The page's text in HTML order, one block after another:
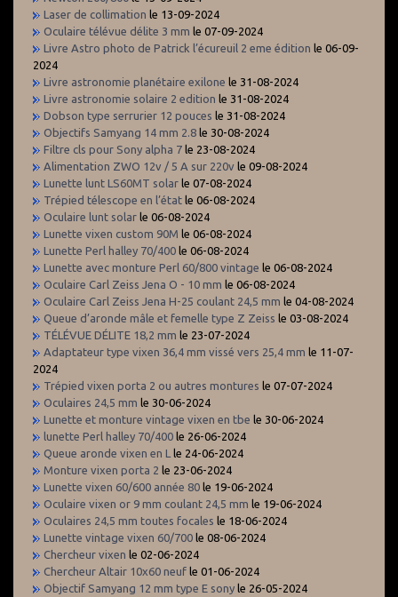
Laser de collimation le 13-09-2024
Oculaire télévue délite 3 mm le 07-09-2024
Livre Astro photo de Patrick l’écureuil 2 eme édition le 06-09-
2024
Livre astronomie planétaire exilone le 31-08-2024
Livre astronomie solaire 2 edition le 31-08-2024
Dobson type serrurier 12 pouces le 31-08-2024
Objectifs Samyang 14 mm 2.8 le 30-08-2024
Filtre cls pour Sony alpha 7 le 23-08-2024
Alimentation ZWO 12v / 5 A sur 220v le 09-08-2024
Lunette lunt LS60MT solar le 07-08-2024
Trépied télescope en l’état le 06-08-2024
Oculaire lunt solar le 06-08-2024
Lunette vixen custom 90M le 06-08-2024
Lunette Perl halley 70/400 le 06-08-2024
Lunette avec monture Perl 60/800 vintage le 06-08-2024
Oculaire Carl Zeiss Jena O - 10 mm le 06-08-2024
Oculaire Carl Zeiss Jena H-25 coulant 24,5 mm le 04-08-2024
Queue d’aronde mâle et femelle type Z Zeiss le 03-08-2024
TÉLÉVUE DÉLITE 18,2 mm le 23-07-2024
Adaptateur type vixen 36,4 mm vissé vers 25,4 mm le 11-07-
2024
Trépied vixen porta 2 ou autres montures le 07-07-2024
Oculaires 24,5 mm le 30-06-2024
Lunette et monture vintage vixen en tbe le 30-06-2024
lunette Perl halley 70/400 le 26-06-2024
Queue aronde vixen en L
le 24-06-2024
Monture vixen porta 2 le 23-06-2024
Lunette vixen 60/600 année 80 le 19-06-2024
Oculaire vixen or 9 mm coulant 24,5 mm le 19-06-2024
Oculaires 24,5 mm toutes focales le 18-06-2024
Lunette vintage vixen 60/700 le 08-06-2024
Chercheur vixen le 02-06-2024
Chercheur Altair 10x60 neuf le 01-06-2024
Objectif Samyang 12 mm type E sony le 26-05-2024